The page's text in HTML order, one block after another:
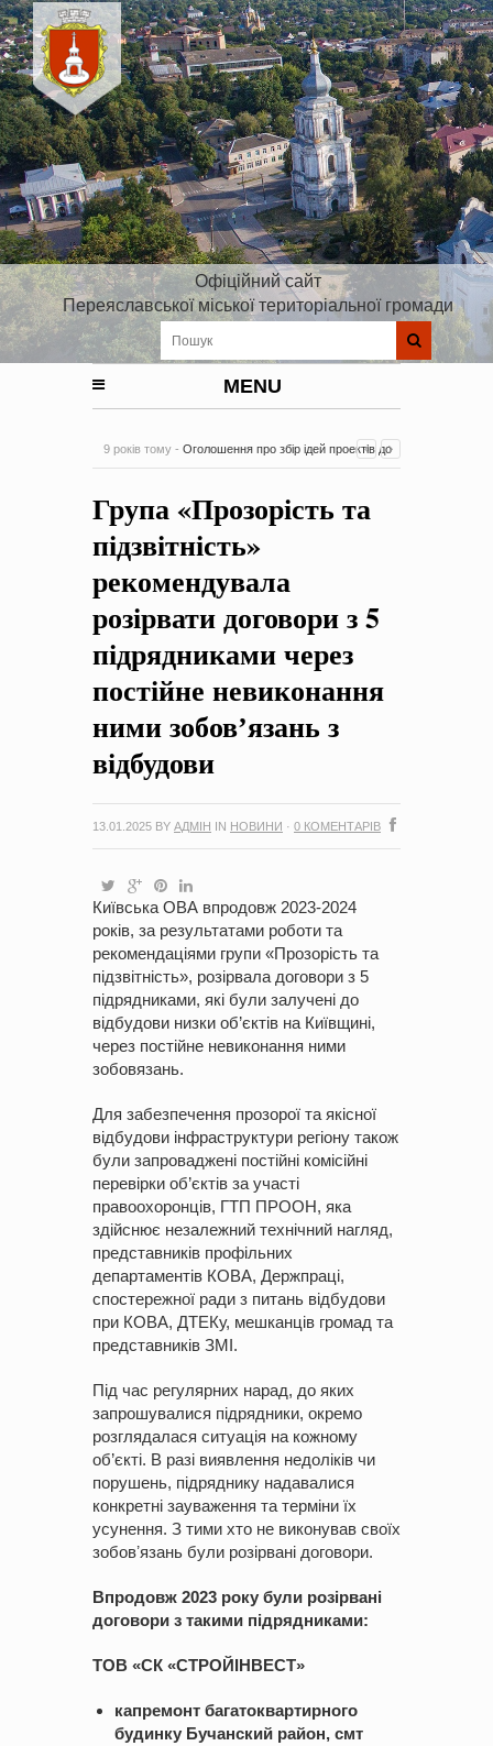
Офіційний сайт
Переяславської міської територіальної громади
MENU
9 років тому - Оголошення про збір ідей проектів до
на період 2018 – 2020 роки Оголошення про збір ідей
проектів
0 Коментарів
Група «Прозорість та
підзвітність»
рекомендувала
розірвати договори з 5
підрядниками через
постійне невиконання
ними зобовʼязань з
відбудови
13.01.2025 BY АДМІН IN НОВИНИ · 0 КОМЕНТАРІВ
Київська ОВА впродовж 2023-2024
років, за результатами роботи та
рекомендаціями групи «Прозорість та
підзвітність», розірвала договори з 5
підрядниками, які були залучені до
відбудови низки об’єктів на Київщині,
через постійне невиконання ними
зобовязань.
Для забезпечення прозорої та якісної
відбудови інфраструктури регіону також
були запроваджені постійні комісійні
перевірки об’єктів за участі
правоохоронців, ГТП ПРООН, яка
здійснює незалежний технічний нагляд,
представників профільних
департаментів КОВА, Держпраці,
спостережної ради з питань відбудови
при КОВА, ДТЕКу, мешканців громад та
представників ЗМІ.
Під час регулярних нарад, до яких
запрошувалися підрядники, окремо
розглядалася ситуація на кожному
об’єкті. В разі виявлення недоліків чи
порушень, підряднику надавалися
конкретні зауваження та терміни їх
усунення. З тими хто не виконував своїх
зобовʼязань були розірвані договори.
Впродовж 2023 року були розірвані
договори з такими підрядниками:
ТОВ «СК «СТРОЙІНВЕСТ»
капремонт багатоквартирного
будинку Бучанский район, смт